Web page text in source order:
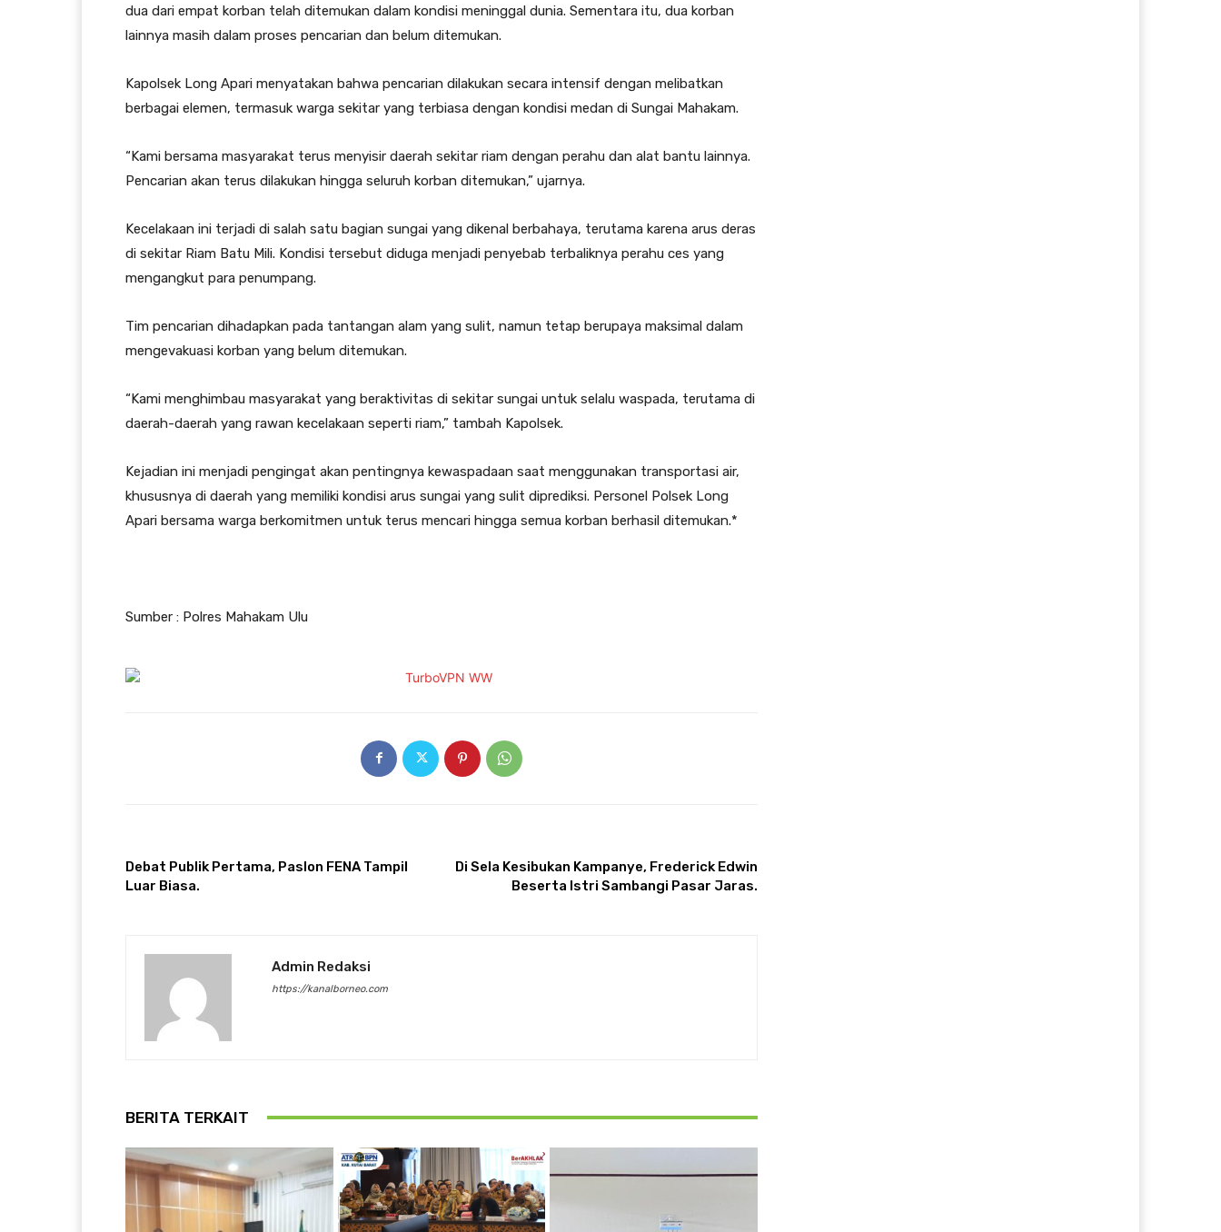
dua dari empat korban telah ditemukan dalam kondisi meninggal dunia. Sementara itu, dua korban
lainnya masih dalam proses pencarian dan belum ditemukan.
Kapolsek Long Apari menyatakan bahwa pencarian dilakukan secara intensif dengan melibatkan
berbagai elemen, termasuk warga sekitar yang terbiasa dengan kondisi medan di Sungai Mahakam.
“Kami bersama masyarakat terus menyisir daerah sekitar riam dengan perahu dan alat bantu lainnya.
Pencarian akan terus dilakukan hingga seluruh korban ditemukan,” ujarnya.
Kecelakaan ini terjadi di salah satu bagian sungai yang dikenal berbahaya, terutama karena arus deras
di sekitar Riam Batu Mili. Kondisi tersebut diduga menjadi penyebab terbaliknya perahu ces yang
mengangkut para penumpang.
Tim pencarian dihadapkan pada tantangan alam yang sulit, namun tetap berupaya maksimal dalam
mengevakuasi korban yang belum ditemukan.
“Kami menghimbau masyarakat yang beraktivitas di sekitar sungai untuk selalu waspada, terutama di
daerah-daerah yang rawan kecelakaan seperti riam,” tambah Kapolsek.
Kejadian ini menjadi pengingat akan pentingnya kewaspadaan saat menggunakan transportasi air,
khususnya di daerah yang memiliki kondisi arus sungai yang sulit diprediksi. Personel Polsek Long
Apari bersama warga berkomitmen untuk terus mencari hingga semua korban berhasil ditemukan.*
Sumber : Polres Mahakam Ulu
Debat Publik Pertama, Paslon FENA Tampil
Luar Biasa.
Di Sela Kesibukan Kampanye, Frederick Edwin
Beserta Istri Sambangi Pasar Jaras.
Admin Redaksi
https://kanalborneo.com
BERITA TERKAIT